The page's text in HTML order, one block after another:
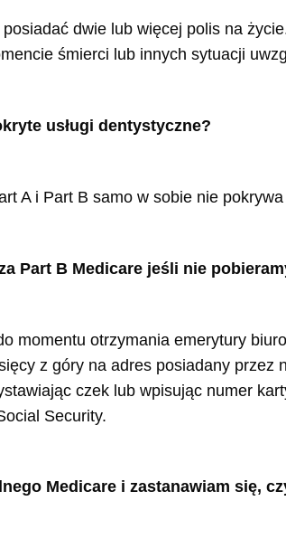
dwie lub więcej polis na
śmierci lub innych sytuacji
usługi dentystyczne?
A i Part B samo w sobie nie
Part B Medicare jeśli nie
momentu otrzymania emerytury
z góry na adres posiadany przez
czek lub wpisując numer
Security.
Medicare i zastanawiam się,